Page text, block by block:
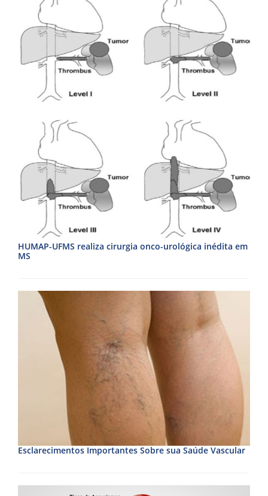
HUMAP-UFMS realiza cirurgia onco-urológica inédita em
MS
Esclarecimentos Importantes Sobre sua Saúde Vascular